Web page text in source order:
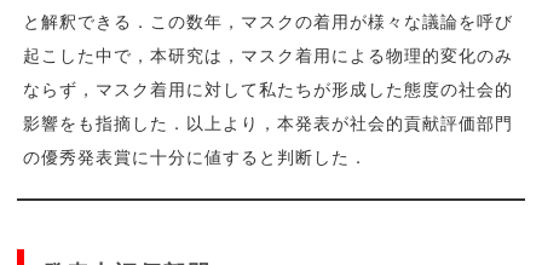
と解釈できる．この数年，マスクの着用が様々な議論を呼び
起こした中で，本研究は，マスク着用による物理的変化のみ
ならず，マスク着用に対して私たちが形成した態度の社会的
影響をも指摘した．以上より，本発表が社会的貢献評価部門
の優秀発表賞に十分に値すると判断した．